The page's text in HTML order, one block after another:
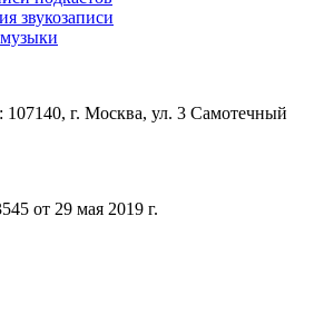
звукозаписи
г. Москва, ул. 3 Самотечный
от 29 мая 2019 г.